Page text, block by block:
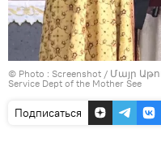
© Photo : Screenshot / Մայր
Service Dept of the Mother See
Подписаться